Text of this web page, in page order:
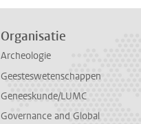
Organisatie
Archeologie
Geesteswetenschappen
Geneeskunde/LUMC
Governance and Global